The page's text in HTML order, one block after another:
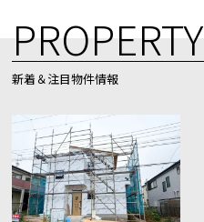
PROPERTY
新着＆注目物件情報